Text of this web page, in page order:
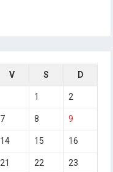
V S D
1 2
7 8 9
14 15 16
21 22 23